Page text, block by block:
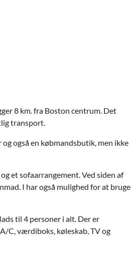
8 km. fra Boston centrum. Det
transport.
også en købmandsbutik, men ikke
et sofaarrangement. Ved siden af
I har også mulighed for at bruge
til 4 personer i alt. Der er
C, værdiboks, køleskab, TV og